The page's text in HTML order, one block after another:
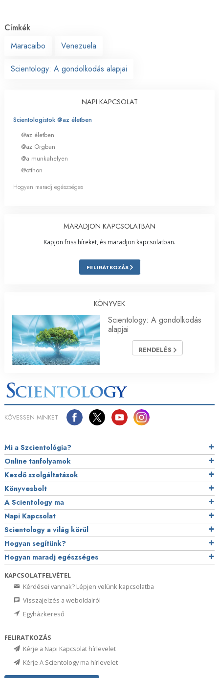
Címkék
Maracaibo
Venezuela
Scientology: A gondolkodás alapjai
NAPI KAPCSOLAT
Scientologistok @az életben
@az életben
@az Orgban
@a munkahelyen
@otthon
Hogyan maradj egészséges
MARADJON KAPCSOLATBAN
Kapjon friss híreket, és maradjon kapcsolatban.
FELIRATKOZÁS
KÖNYVEK
Scientology: A gondolkodás
alapjai
RENDELÉS
KÖVESSEN MINKET
Mi a Szcientológia?
Online tanfolyamok
Kezdő szolgáltatások
Könyvesbolt
A Scientology ma
Napi Kapcsolat
Scientology a világ körül
Hogyan segítünk?
Hogyan maradj egészséges
KAPCSOLATFELVÉTEL
Kérdései vannak? Lépjen velünk kapcsolatba
Visszajelzés a weboldalról
Egyházkereső
FELIRATKOZÁS
Kérje a Napi Kapcsolat hírlevelet
Kérje A Scientology ma hírlevelet